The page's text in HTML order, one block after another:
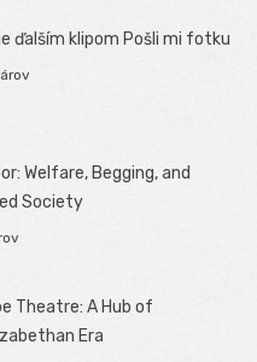
ďalším klipom Pošli mi fotku
Welfare, Begging, and
Society
Theatre: A Hub of
Era